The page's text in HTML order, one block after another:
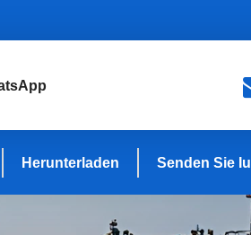
Herunterladen Senden Sie